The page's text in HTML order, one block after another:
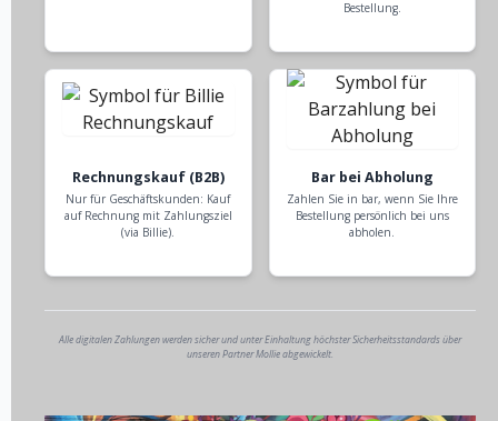
Bestellung.
Rechnungskauf (B2B)
Nur für Geschäftskunden: Kauf
auf Rechnung mit Zahlungsziel
(via Billie).
Bar bei Abholung
Zahlen Sie in bar, wenn Sie Ihre
Bestellung persönlich bei uns
abholen.
Alle digitalen Zahlungen werden sicher und unter Einhaltung höchster Sicherheitsstandards über
unseren Partner Mollie abgewickelt.